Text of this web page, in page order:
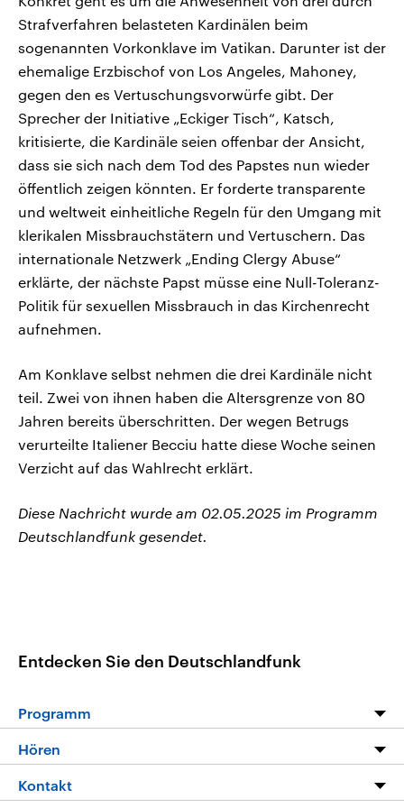
Strafverfahren belasteten Kardinälen beim
sogenannten Vorkonklave im Vatikan. Darunter ist der
ehemalige Erzbischof von Los Angeles, Mahoney,
gegen den es Vertuschungsvorwürfe gibt. Der
Sprecher der Initiative „Eckiger Tisch“, Katsch,
kritisierte, die Kardinäle seien offenbar der Ansicht,
dass sie sich nach dem Tod des Papstes nun wieder
öffentlich zeigen könnten. Er forderte transparente
und weltweit einheitliche Regeln für den Umgang mit
klerikalen Missbrauchstätern und Vertuschern. Das
internationale Netzwerk „Ending Clergy Abuse“
erklärte, der nächste Papst müsse eine Null-Toleranz-
Politik für sexuellen Missbrauch in das Kirchenrecht
aufnehmen.
Am Konklave selbst nehmen die drei Kardinäle nicht
teil. Zwei von ihnen haben die Altersgrenze von 80
Jahren bereits überschritten. Der wegen Betrugs
verurteilte Italiener Becciu hatte diese Woche seinen
Verzicht auf das Wahlrecht erklärt.
Diese Nachricht wurde am 02.05.2025 im Programm
Deutschlandfunk gesendet.
Entdecken Sie den Deutschlandfunk
Programm
Programm
Die Nachrichten
Hören
Livestream
Kontakt